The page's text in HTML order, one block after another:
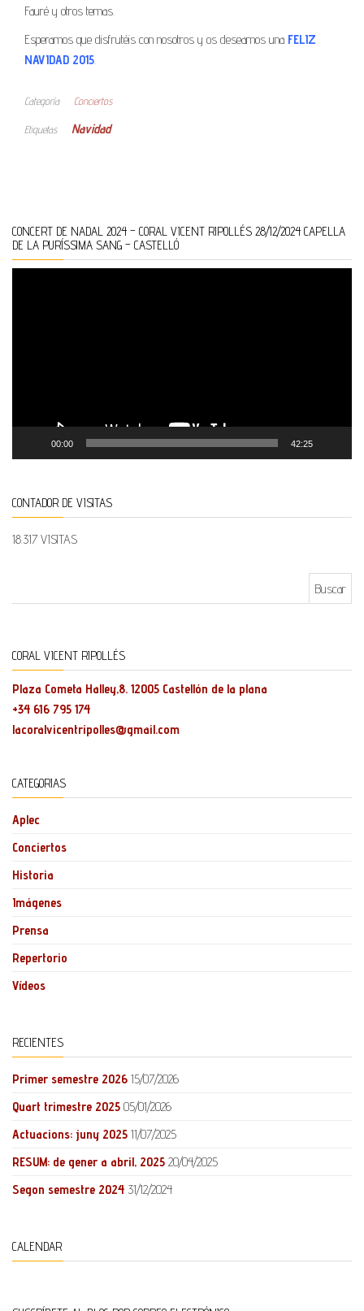
Fauré y otros temas.
Esperamos que disfrutéis con nosotros y os deseamos una FELIZ
NAVIDAD 2015.
Categoría Conciertos
Etiquetas Navidad
CONCERT DE NADAL 2024 – CORAL VICENT RIPOLLÉS 28/12/2024 CAPELLA
DE LA PURÍSSIMA SANG – CASTELLÓ
00:00 42:25
CONTADOR DE VISITAS
18.317 VISITAS
CORAL VICENT RIPOLLÉS
Plaza Cometa Halley,8. 12005 Castellón de la plana
+34 616 795 174
lacoralvicentripolles@gmail.com
CATEGORIAS
Aplec
Conciertos
Historia
Imágenes
Prensa
Repertorio
Vídeos
RECIENTES
Primer semestre 2026 15/07/2026
Quart trimestre 2025 05/01/2026
Actuacions: juny 2025 11/07/2025
RESUM: de gener a abril, 2025 20/04/2025
Segon semestre 2024 31/12/2024
CALENDAR